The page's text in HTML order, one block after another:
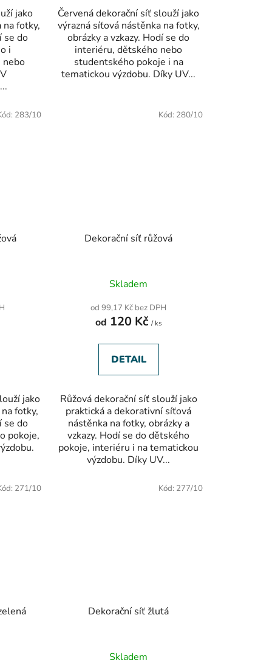
jako
fotky,
se do
i
nebo
Červená dekorační síť slouží jako
výrazná síťová nástěnka na fotky,
obrázky a vzkazy. Hodí se do
interiéru, dětského nebo
studentského pokoje i na
tematickou výzdobu. Díky UV...
jako
fotky,
se do
pokoje,
283/10
Dekorační síť růžová
hodnocení
je
5,0
5
hvězdiček.
Skladem
od 99,17 Kč bez DPH
od 120 Kč/ ks
DETAIL
Růžová dekorační síť slouží jako
praktická a dekorativní síťová
nástěnka na fotky, obrázky a
vzkazy. Hodí se do dětského
pokoje, interiéru i na tematickou
výzdobu. Díky UV...
Kód: 280/10
271/10
Dekorační síť žlutá
Skladem
Kód: 277/10